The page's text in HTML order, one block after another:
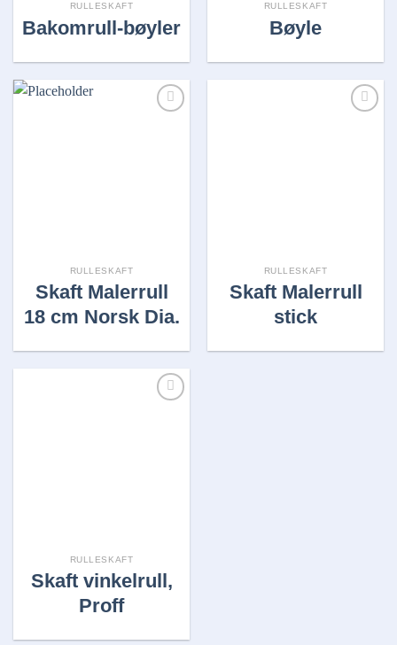
RULLESKAFT
Bakomrull-bøyler
RULLESKAFT
Bøyle
RULLESKAFT
Skaft Malerrull
18 cm Norsk Dia.
RULLESKAFT
Skaft Malerrull
stick
RULLESKAFT
Skaft vinkelrull,
Proff